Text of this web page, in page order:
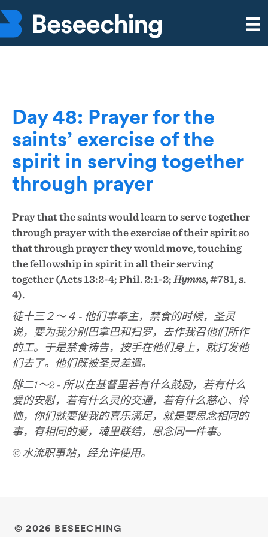
Day 48: Prayer for the
saints’ exercise of the
spirit in serving together
through prayer
Pray that the saints would learn to serve together
through prayer with the exercise of their spirit so
that through prayer they would move, touching
the fellowship in spirit in all their serving
together (Acts 13:2-4; Phil. 2:1-2;Hymns, #781, s.
4).
徒十三２～４ - 他们事奉主，禁食的时候，圣灵
说，要为我分别巴拿巴和扫罗，去作我召他们所作
的工。于是禁食祷告，按手在他们身上，就打发他
们去了。他们既被圣灵差遣。
腓二1～2 - 所以在基督里若有什么鼓励，若有什么
爱的安慰，若有什么灵的交通，若有什么慈心、怜
恤，你们就要使我的喜乐满足，就是要思念相同的
事，有相同的爱，魂里联结，思念同一件事。
© 水流职事站，经允许使用。
© 2026 BESEECHING